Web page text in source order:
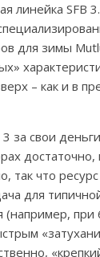
линейка SFB
для зимы
– как и в
за свои
достаточно,
так что
для
(например, при